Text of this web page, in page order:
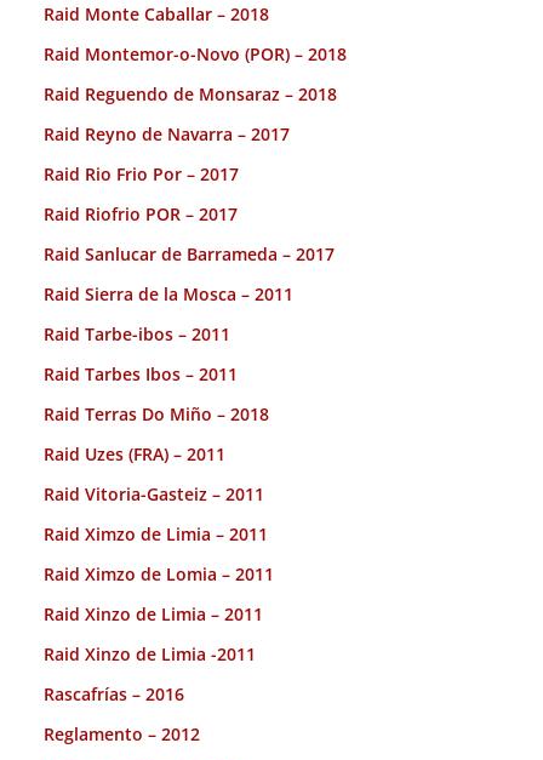
Raid Monte Caballar – 2018
Raid Montemor-o-Novo (POR) – 2018
Raid Reguendo de Monsaraz – 2018
Raid Reyno de Navarra – 2017
Raid Rio Frio Por – 2017
Raid Riofrio POR – 2017
Raid Sanlucar de Barrameda – 2017
Raid Sierra de la Mosca – 2011
Raid Tarbe-ibos – 2011
Raid Tarbes Ibos – 2011
Raid Terras Do Miño – 2018
Raid Uzes (FRA) – 2011
Raid Vitoria-Gasteiz – 2011
Raid Ximzo de Limia – 2011
Raid Ximzo de Lomia – 2011
Raid Xinzo de Limia – 2011
Raid Xinzo de Limia -2011
Rascafrías – 2016
Reglamento – 2012